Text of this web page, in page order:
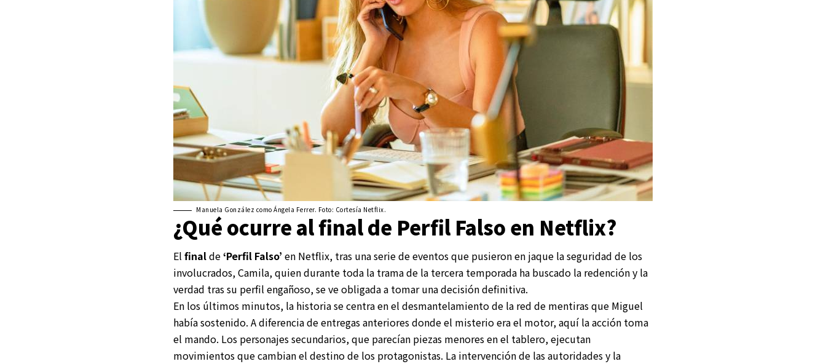
Manuela González como Ángela Ferrer. Foto: Cortesía Netflix.
¿Qué ocurre al final de Perfil Falso en Netflix?
El finalde‘Perfil Falso’ en Netflix, tras una serie de eventos que pusieron en jaque la seguridad de los
involucrados, Camila, quien durante toda la trama de la tercera temporada ha buscado la redención y la
verdad tras su perfil engañoso, se ve obligada a tomar una decisión definitiva.
En los últimos minutos, la historia se centra en el desmantelamiento de la red de mentiras que Miguel
había sostenido. A diferencia de entregas anteriores donde el misterio era el motor, aquí la acción toma
el mando. Los personajes secundarios, que parecían piezas menores en el tablero, ejecutan
movimientos que cambian el destino de los protagonistas. La intervención de las autoridades y la